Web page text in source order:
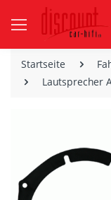
Startseite
Lautsprecher